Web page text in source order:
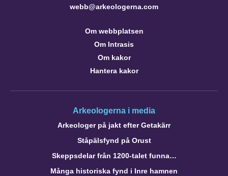
webb@arkeologerna.com
Om webbplatsen
Om Intrasis
Om kakor
Hantera kakor
Arkeologerna i media
Arkeologer på jakt efter Getakärr
Ståpälsfynd på Orust
Skeppsdelar från 1200-talet funna…
Många historiska fynd i Inre hamnen